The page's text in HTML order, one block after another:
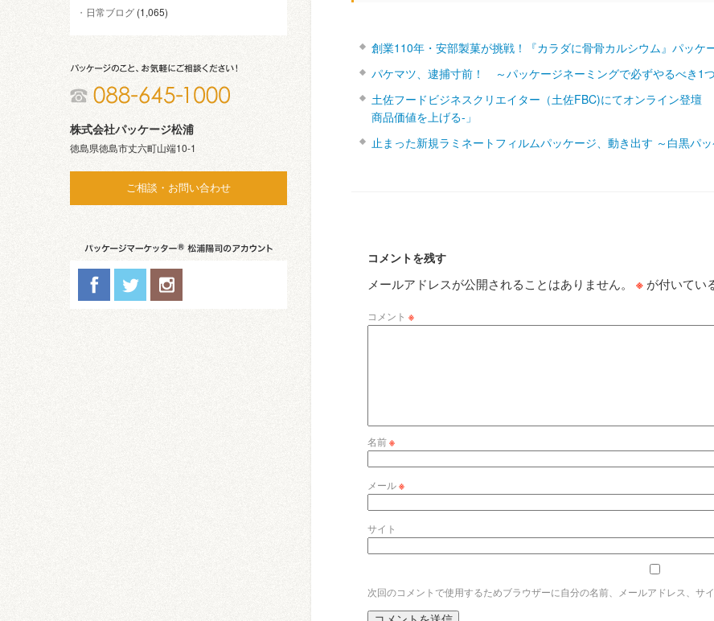
日常ブログ (1,065)
株式会社パッケージ松浦
徳島県徳島市丈六町山端10-1
ご相談・お問い合わせ
創業110年・安部製菓が挑戦！『カラダに骨骨カルシウム』パッケ
パケマツ、逮捕寸前！ ～パッケージネーミングで必ずやるべき1
土佐フードビジネスクリエイター（土佐FBC)にてオンライン登壇
商品価値を上げる‐」
止まった新規ラミネートフィルムパッケージ、動き出す ～白黒パ
コメントを残す
メールアドレスが公開されることはありません。 ※ が付いてい
コメント ※
名前※
メール※
サイト
次回のコメントで使用するためブラウザーに自分の名前、メールアドレス、サイ